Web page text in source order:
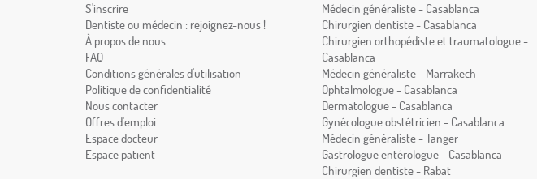
S'inscrire
Dentiste ou médecin : rejoignez-nous !
À propos de nous
FAQ
Conditions générales d'utilisation
Politique de confidentialité
Nous contacter
Offres d'emploi
Espace docteur
Espace patient
Médecin généraliste - Casablanca
Chirurgien dentiste - Casablanca
Chirurgien orthopédiste et traumatologue -
Casablanca
Médecin généraliste - Marrakech
Ophtalmologue - Casablanca
Dermatologue - Casablanca
Gynécologue obstétricien - Casablanca
Médecin généraliste - Tanger
Gastrologue entérologue - Casablanca
Chirurgien dentiste - Rabat